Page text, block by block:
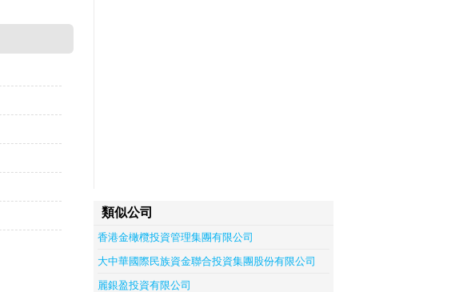
類似公司
香港金橄欖投資管理集團有限公司
大中華國際民族資金聯合投資集團股份有限公司
麗銀盈投資有限公司